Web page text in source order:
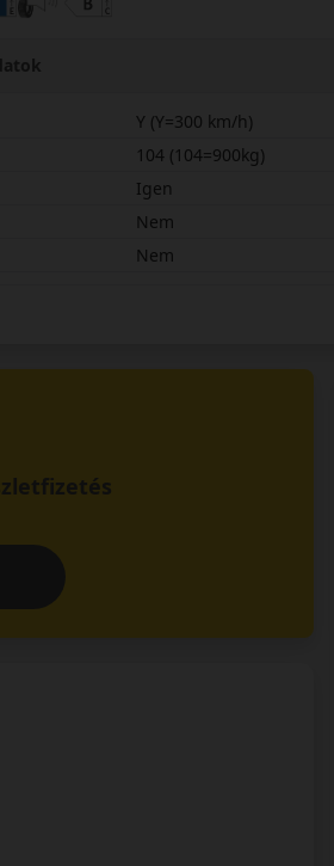
Y (Y=300 km/h)
104 (104=900kg)
Igen
Nem
Nem